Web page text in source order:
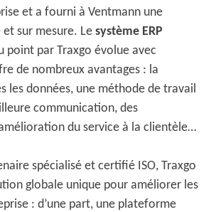
et a fourni à Ventmann une
sur mesure. Lesystème ERP
point par Traxgo évolue avec
de nombreux avantages : la
les données, une méthode de travail
communication, des
du service à la clientèle…
spécialisé et certifié ISO, Traxgo
globale unique pour améliorer les
: d’une part, une plateforme